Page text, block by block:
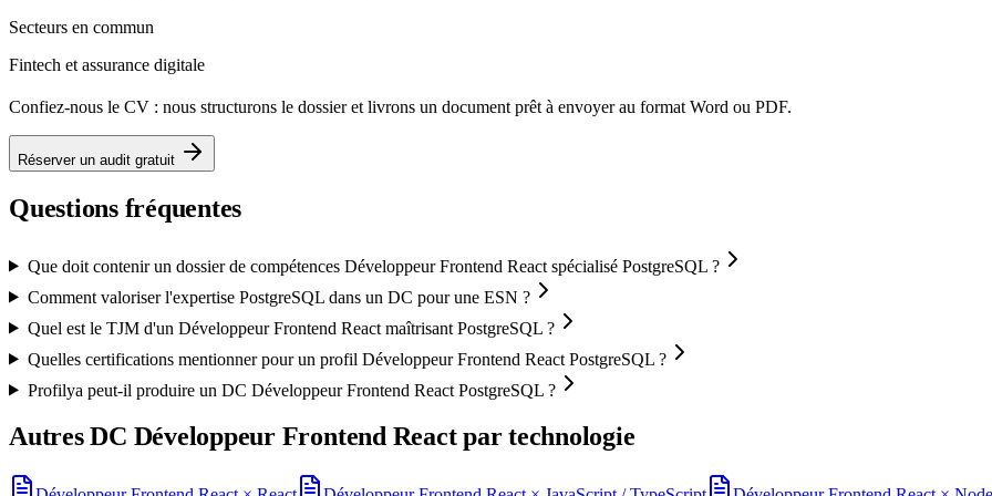
Secteurs en commun
Fintech et assurance digitale
Confiez-nous le CV : nous structurons le dossier et livrons un document prêt à envoyer au format Word ou PDF.
Réserver un audit gratuit
Questions fréquentes
Que doit contenir un dossier de compétences Développeur Frontend React spécialisé PostgreSQL ?
Comment valoriser l'expertise PostgreSQL dans un DC pour une ESN ?
Quel est le TJM d'un Développeur Frontend React maîtrisant PostgreSQL ?
Quelles certifications mentionner pour un profil Développeur Frontend React PostgreSQL ?
Profilya peut-il produire un DC Développeur Frontend React PostgreSQL ?
Autres DC Développeur Frontend Reactpar technologie